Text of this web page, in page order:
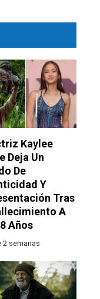
Kaylee
Deja Un
De
Y
Tras
A
Años
2 semanas